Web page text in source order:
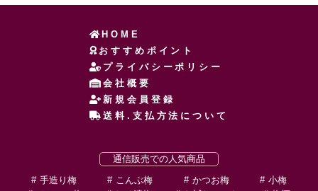
HOME
おすすめポイント
プライバシーポリシー
会社概要
新規会員登録
送料.支払方法について
通信販売での人気商品
手造り梅
こんぶ梅 かつお梅
小梅